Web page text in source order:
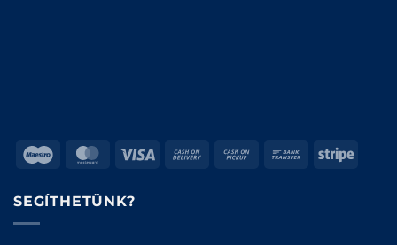
Maestro MasterCard
Visa
Cash
Cash
Bank
Stripe
SEGÍTHETÜNK?